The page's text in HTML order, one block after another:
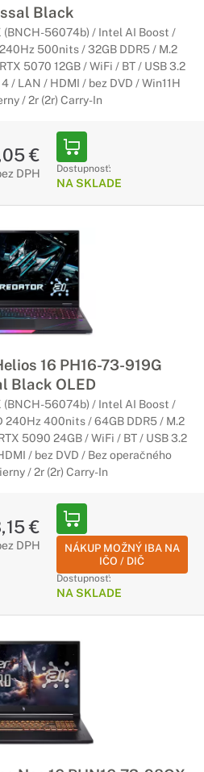
Black
56074b) / Intel AI Boost /
500nits / 32GB DDR5 / M.2
5070 12GB / WiFi / BT / USB 3.2
/ LAN / HDMI / bez DVD / Win11H
/ 2r (2r) Carry-In
€
DPH Dostupnosť:
NA SKLADE
16 PH16-73-919G
Black OLED
56074b) / Intel AI Boost /
240Hz 400nits / 64GB DDR5 / M.2
5090 24GB / WiFi / BT / USB 3.2
/ bez DVD / Bez operačného
/ 2r (2r) Carry-In
€
DPH
NÁKUP MOŽNÝ IBA NA
IČO / DIČ
Dostupnosť:
NA SKLADE